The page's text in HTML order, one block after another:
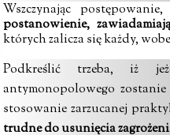
Wszczynając
postanowienie,
których zalicza się każdy,
Podkreślić trzeba, iż
antymonopolowego
stosowanie zarzucanej
trudne do usunięcia